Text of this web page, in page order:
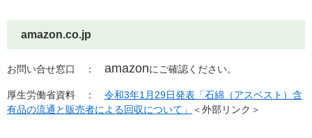
amazon.co.jp
お問い合せ窓口 ： amazonにご確認ください。
厚生労働省資料 ： 令和3年1月29日発表「石綿（アスベスト）含
有品の流通と販売者による回収について」
＜外部リンク＞